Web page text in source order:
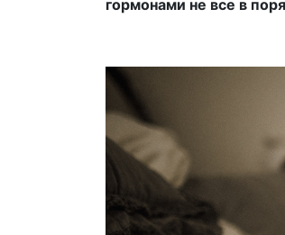
гормонами не все в